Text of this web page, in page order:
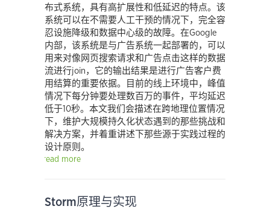
布式系统，具有高扩展性和低延迟的特点。该
系统可以在不需要人工干预的情况下，完全容
忍设施降级和数据中心级的故障。在Google
内部，该系统是与广告系统一起部署的，可以
用来对像网页搜索请求和广告点击这样的数据
流进行join，它的输出结果是进行广告客户费
用结算的重要依据。目前的线上环境中，峰值
情况下每分钟要处理数百万的事件，平均延迟
低于10秒。本文我们会描述在跨地理位置情况
下，维护大规模持久化状态遇到的那些挑战和
解决方案，并着重讲述下那些源于实践过程的
设计原则。
read more
Storm原理与实现